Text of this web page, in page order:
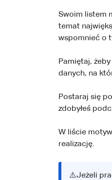
Swoim listem
temat
wspomnieć o
Pamiętaj,
danych, na
Postaraj się
zdobyłeś
W liście
realizację.
⚠️Jeżeli